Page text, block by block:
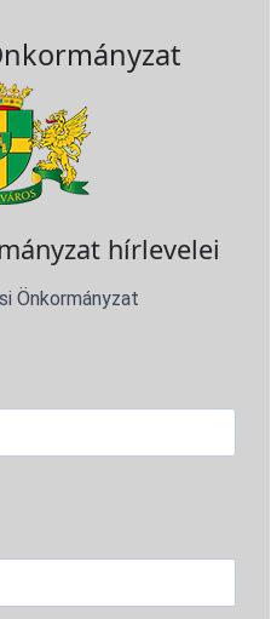
hírlevelei
Önkormányzat